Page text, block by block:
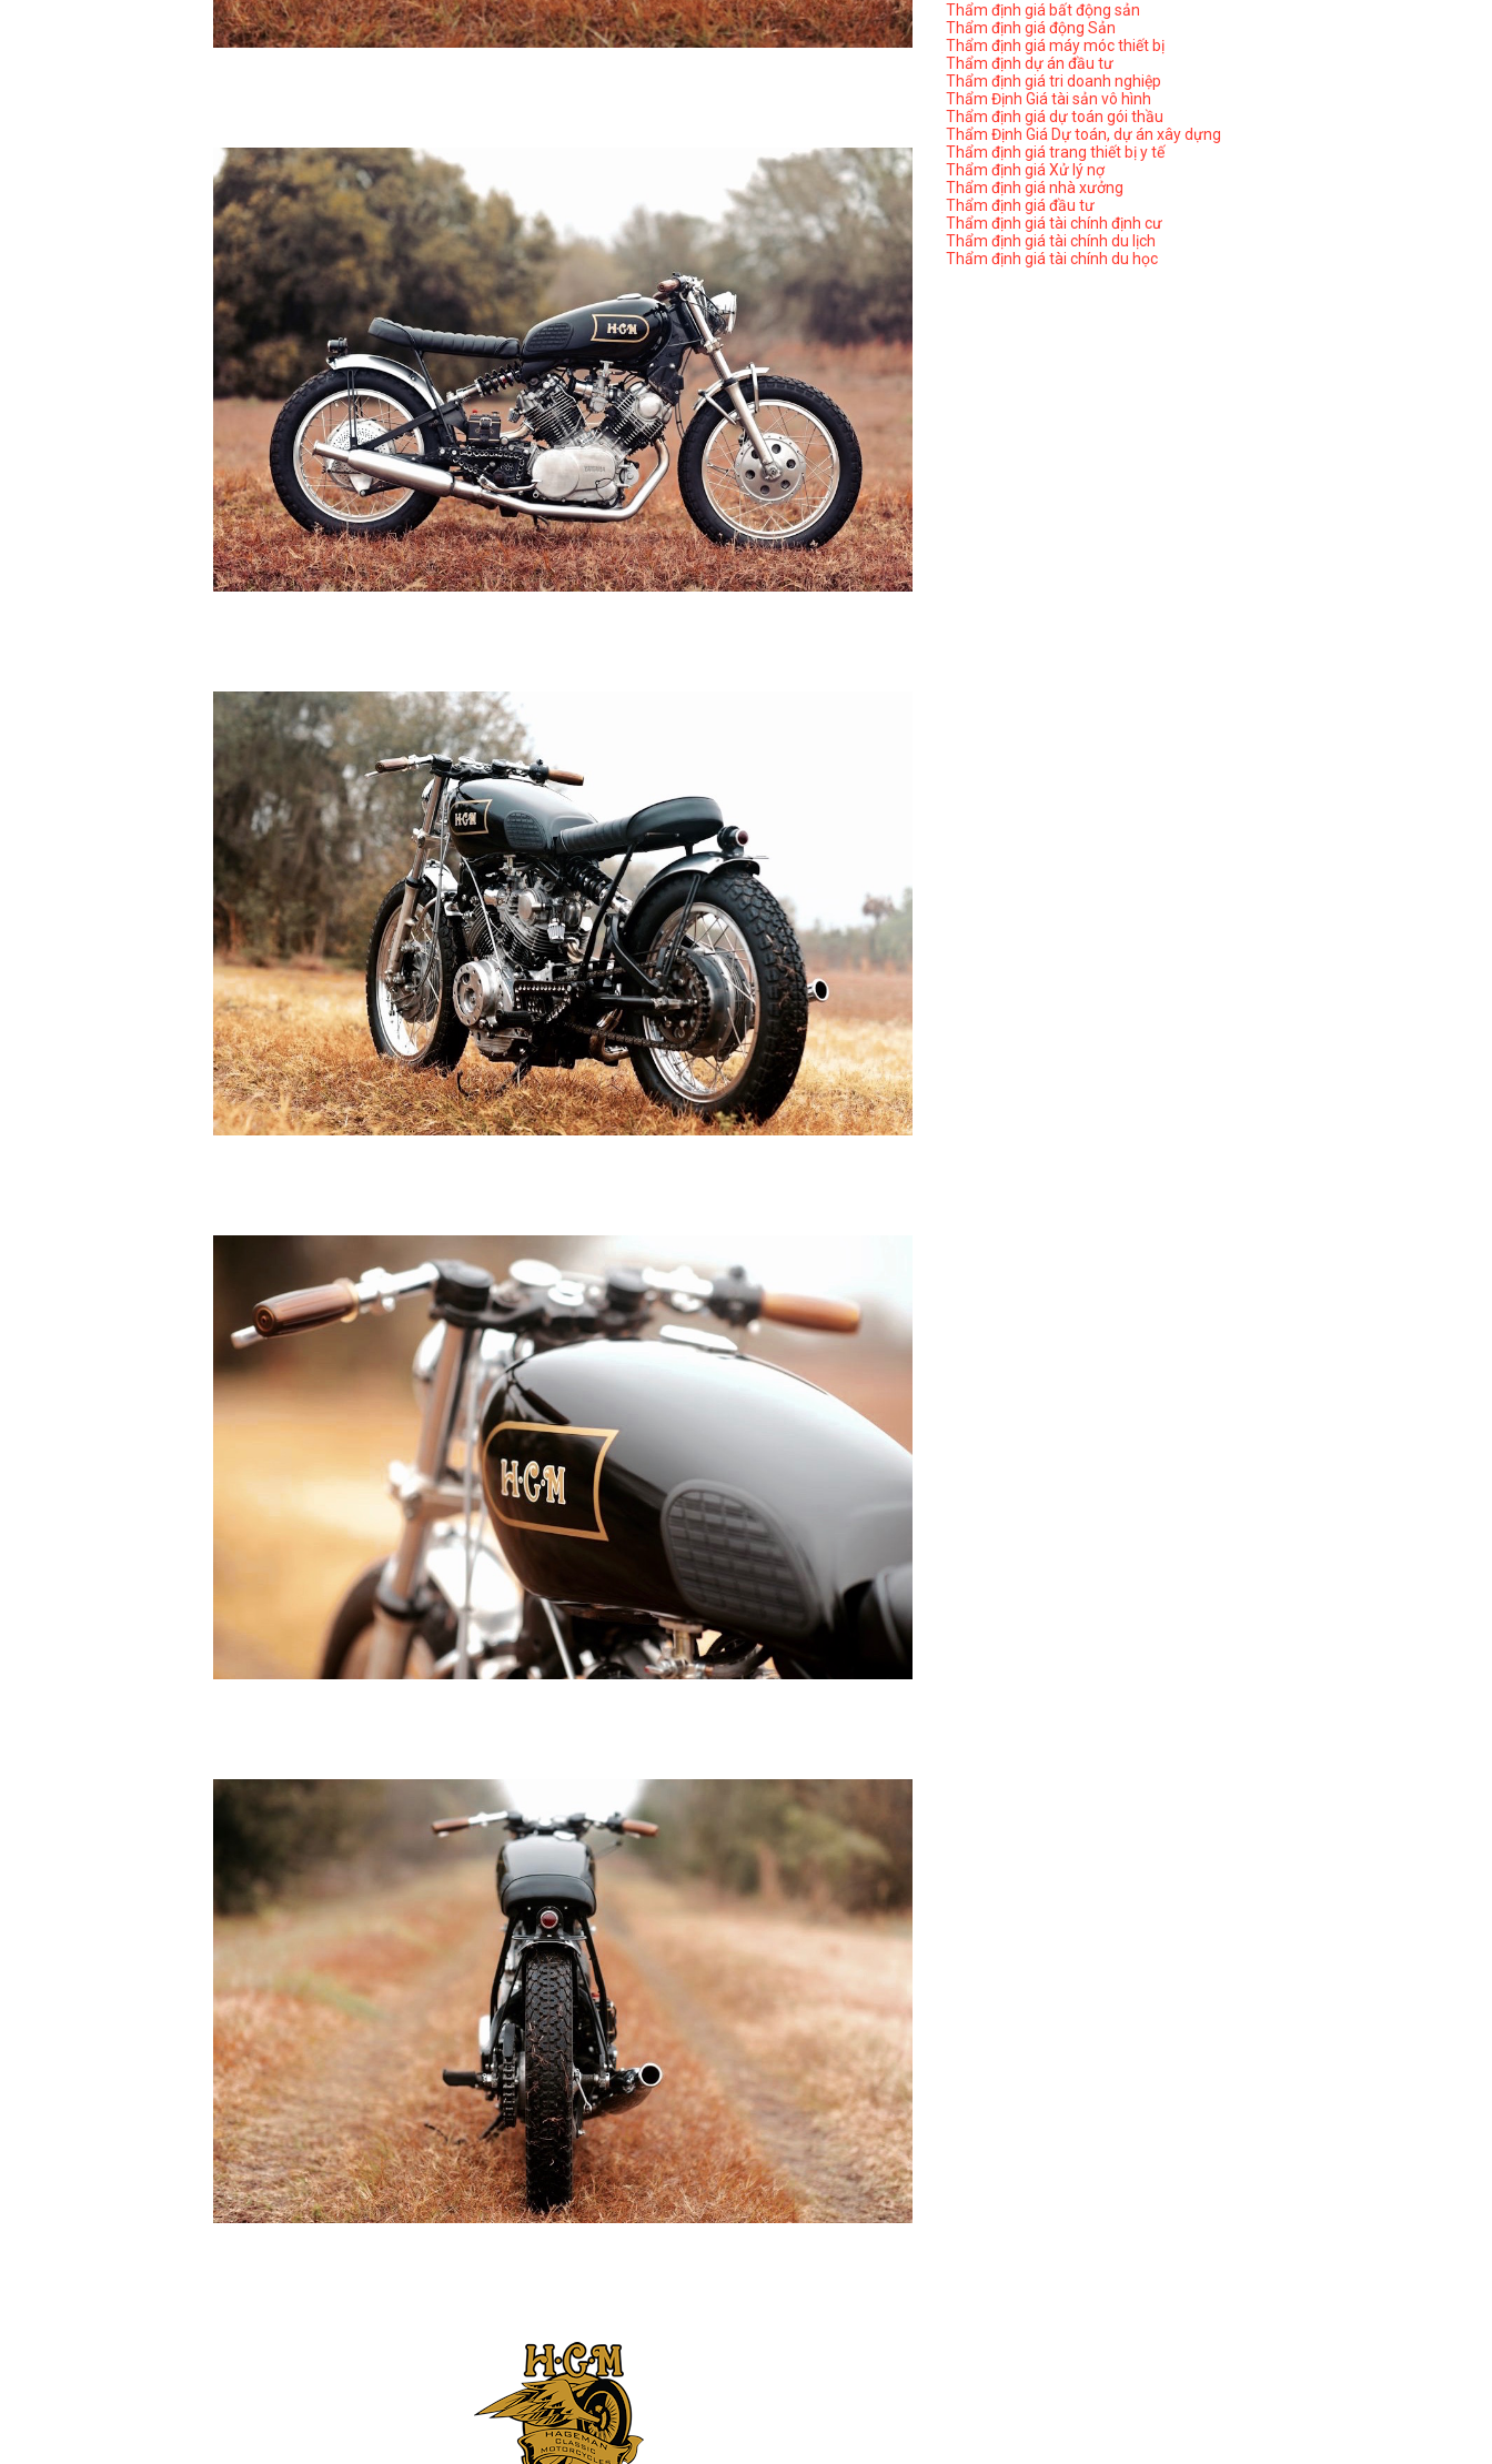
Thẩm định giá bất động sản
Thẩm định giá động Sản
Thẩm định giá máy móc thiết bị
Thẩm định dự án đầu tư
Thẩm định giá tri doanh nghiệp
Thẩm Định Giá tài sản vô hình
Thẩm định giá dự toán gói thầu
Thẩm Định Giá Dự toán, dự án xây dựng
Thẩm định giá trang thiết bị y tế
Thẩm định giá Xử lý nợ
Thẩm định giá nhà xưởng
Thẩm định giá đầu tư
Thẩm định giá tài chính định cư
Thẩm định giá tài chính du lịch
Thẩm định giá tài chính du học